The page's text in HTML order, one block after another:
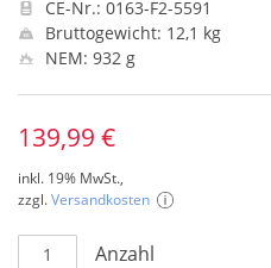
CE-Nr.: 0163-F2-5591
Bruttogewicht: 12,1 kg
NEM: 932 g
139,99 €
inkl. 19% MwSt.,
zzgl.Versandkosten
Anzahl